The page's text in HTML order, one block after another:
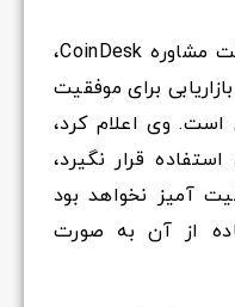
مایکل جی کیسی، رئیس هیئت مشاوره CoinDesk،
برای موفقیت
وی اعلام کرد،
قرار نگیرد،
آمیز نخواهد بود
از آن به صورت